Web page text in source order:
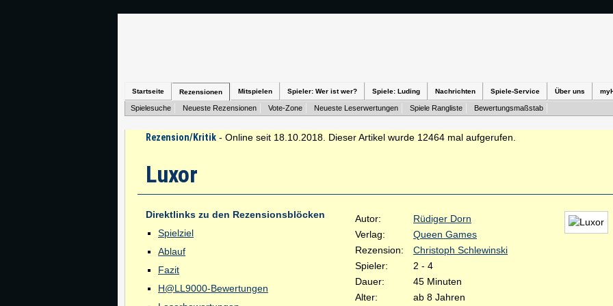
Startseite Rezensionen Mitspielen Spieler: Wer ist wer? Spiele: Luding Nachrichten Spiele-Service Über uns
Spielesuche Neueste Rezensionen Vote-Zone Neueste Leserwertungen Spiele Rangliste Bewertungsmaßstab
Rezension/Kritik - Online seit 18.10.2018. Dieser Artikel wurde 12464 mal aufgerufen.
Luxor
Direktlinks zu den Rezensionsblöcken
Spielziel
Ablauf
Fazit
H@LL9000-Bewertungen
Autor:
Rüdiger Dorn
Verlag:
Queen Games
Rezension:
Christoph Schlewinski
Spieler:
2 - 4
Dauer:
45 Minuten
Alter:
ab 8 Jahren